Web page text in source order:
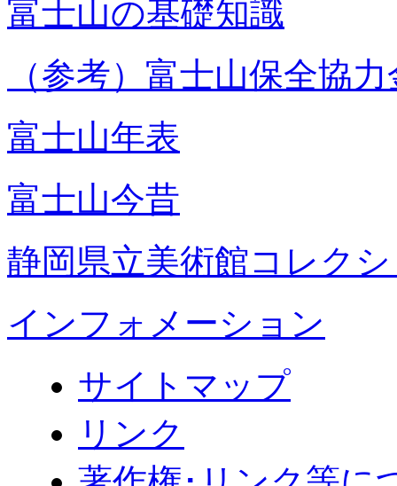
富士山の基礎知識
（参考）富士山保全協
富士山年表
富士山今昔
静岡県立美術館コレク
インフォメーション
サイトマップ
リンク